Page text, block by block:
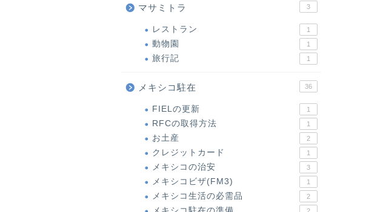
マサミトラ 3
レストラン 1
動物園 1
旅行記 1
メキシコ駐在 36
FIELの更新 1
RFCの取得方法 1
お土産 2
クレジットカード 1
メキシコの治安 3
メキシコビザ(FM3) 1
メキシコ生活の必需品 2